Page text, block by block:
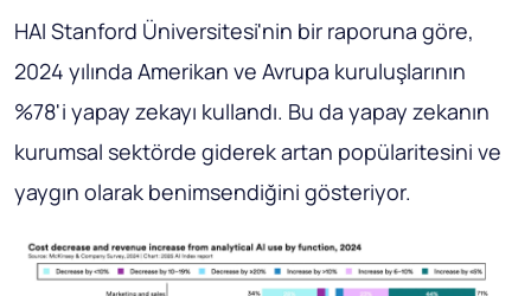
HAI Stanford Üniversitesi'nin bir raporuna göre,
2024 yılında Amerikan ve Avrupa kuruluşlarının
%78'i yapay zekayı kullandı. Bu da yapay zekanın
kurumsal sektörde giderek artan popülaritesini ve
yaygın olarak benimsendiğini gösteriyor.